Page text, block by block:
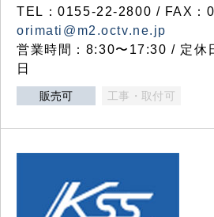
TEL：0155-22-2800 / FAX：
orimati@m2.octv.ne.jp
営業時間：8:30〜17:30 / 定休
日
販売可 工事・取付可